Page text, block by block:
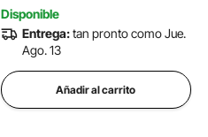
Marmotas, Zarigüeyas
Disponible
Entrega:tan pronto como Jue.
Ago. 13
Añadir al carrito